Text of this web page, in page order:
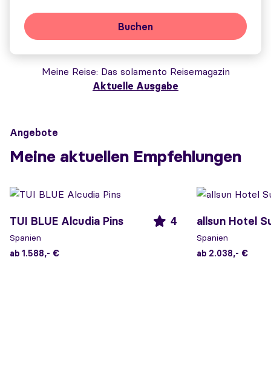
Buchen
Meine Reise Das solamento Reisemagazin
Aktuelle Ausgabe
Angebote
Meine aktuellen Empfehlungen
TUI BLUE Alcudia Pins 4
Spanien
ab 1.588,- €
allsun Hotel
Spanien
ab 2.038,- €